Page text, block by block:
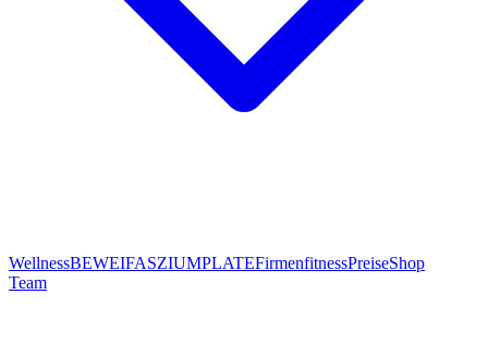
WellnessBEWEIFASZIUMPLATEFirmenfitnessPreiseShop
Team